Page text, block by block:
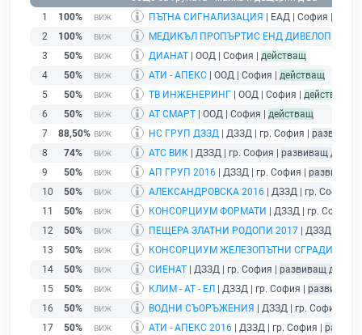
1
100% ПЪТНА СИГНАЛИЗАЦИЯ | ЕАД | София |
2
100% МЕДИКЪЛ ПРОПЪРТИС ЕНД ДИВЕЛОПМЪНТ
3
50% ДИАНАТ | ООД | София | действащ
4
50% АТИ - АПЕКС | ООД | София | действащ
5
50% ТВ ИНЖЕНЕРИНГ | ООД | София | действащ
6
50% АТ СМАРТ | ООД | София | действащ
7
88,50% НС ГРУП ДЗЗД | ДЗЗД | гр. София | развиващ
8
74% АТС ВИК | ДЗЗД | гр. София | развиващ
9
50% АП ГРУП 2016 | ДЗЗД | гр. София | развиващ
10
50% АЛЕКСАНДРОВСКА 2016 | ДЗЗД | гр. София |
11
50% КОНСОРЦИУМ ФОРМАТИ | ДЗЗД | гр. София |
12
50% ПЕЩЕРА ЗЛАТНИ РОДОПИ 2017 | ДЗЗД | гр.
13
50% КОНСОРЦИУМ ЖЕЛЕЗОПЪТНИ СГРАДИ
14
50% СИЕНАТ | ДЗЗД | гр. София | развиващ
15
50% КЛИМ - АТ - ЕЛ | ДЗЗД | гр. София | развиващ
16
50% ВОДНИ СЪОРЪЖЕНИЯ | ДЗЗД | гр. София |
17
50% АТИ - АПЕКС 2016 | ДЗЗД | гр. София |